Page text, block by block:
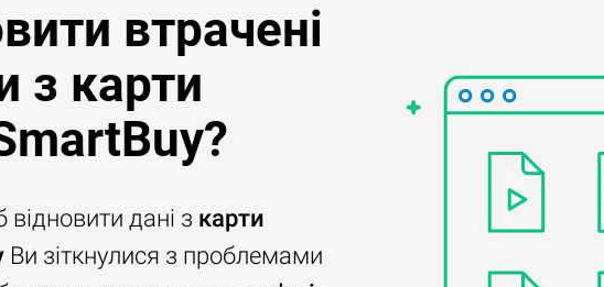
втрачені
з карти
відновити дані з карти
Ви зіткнулися з проблемами